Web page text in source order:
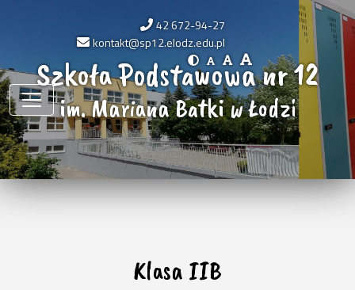
42 672-94-27
kontakt@sp12.elodz.edu.pl
Szkoła Podstawowa nr 12
im. Mariana Batki w Łodzi
Klasa IIB